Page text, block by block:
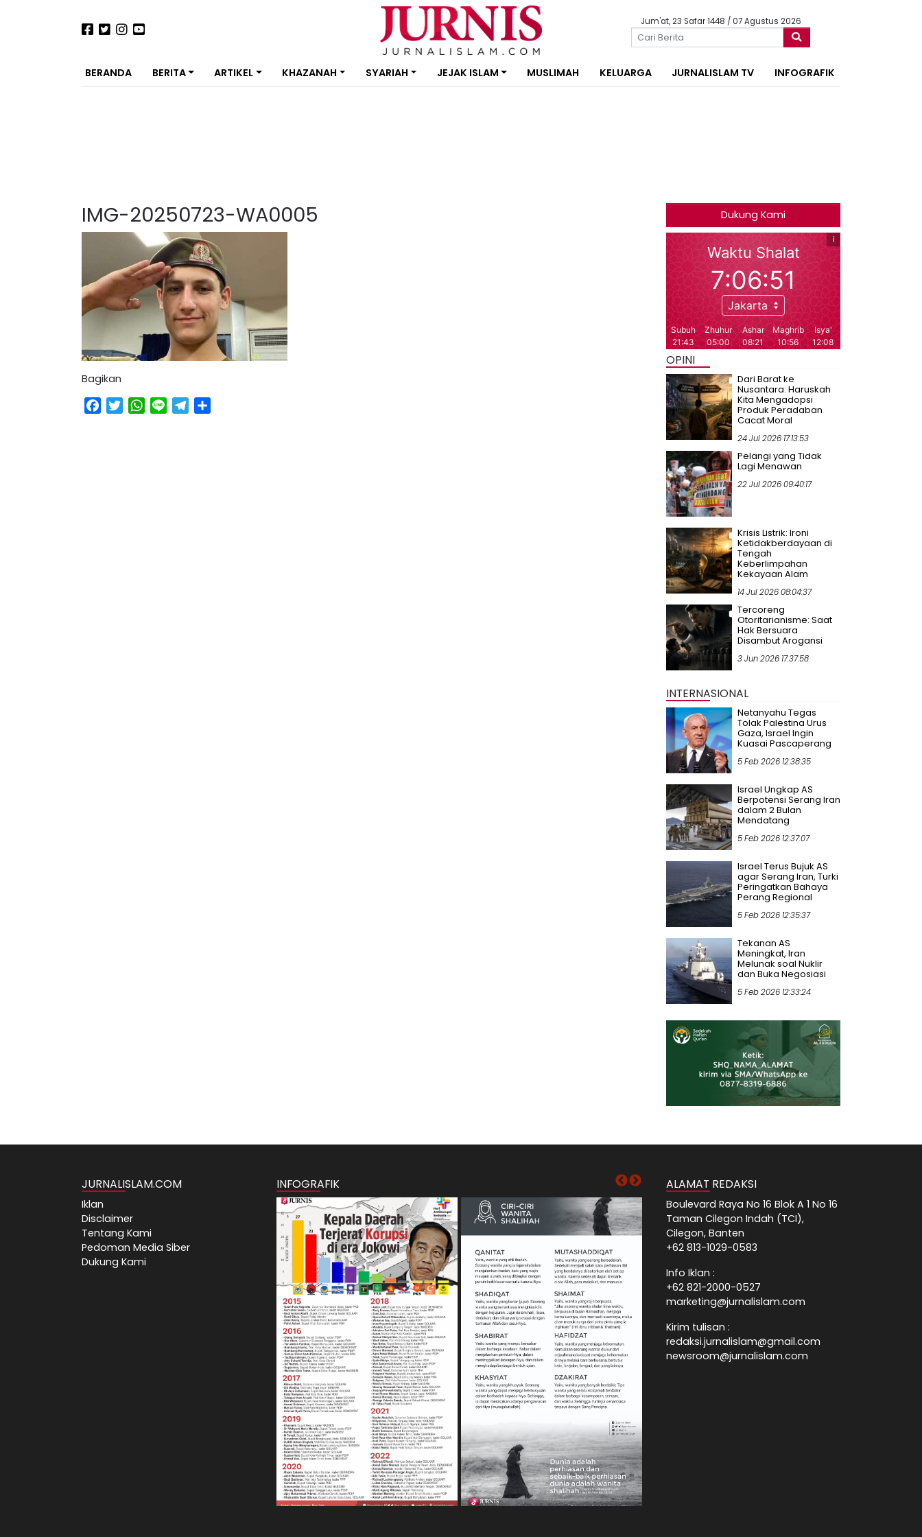
Jum'at, 23 Safar 1448 / 07 Agustus 2026
BERANDA BERITA ARTIKEL KHAZANAH SYARIAH JEJAK ISLAM MUSLIMAH KELUARGA JURNALISLAM TV INFOGRAFIK
IMG-20250723-WA0005
Bagikan
Facebook
TwitterWhatsApp
Line Telegram
Dukung Kami
OPINI
Dari Barat ke
Nusantara: Haruskah
Kita Mengadopsi
Produk Peradaban
Cacat Moral
24 Jul 2026 17:13:53
Pelangi yang Tidak
Lagi Menawan
22 Jul 2026 09:40:17
Krisis Listrik: Ironi
Ketidakberdayaan di
Tengah
Keberlimpahan
Kekayaan Alam
14 Jul 2026 08:04:37
Tercoreng
Otoritarianisme: Saat
Hak Bersuara
Disambut Arogansi
3 Jun 2026 17:37:58
INTERNASIONAL
Netanyahu Tegas
Tolak Palestina Urus
Gaza, Israel Ingin
Kuasai Pascaperang
5 Feb 2026 12:38:35
Israel Ungkap AS
Berpotensi Serang Iran
dalam 2 Bulan
Mendatang
5 Feb 2026 12:37:07
Israel Terus Bujuk AS
agar Serang Iran, Turki
Peringatkan Bahaya
Perang Regional
5 Feb 2026 12:35:37
Tekanan AS
Meningkat, Iran
Melunak soal Nuklir
dan Buka Negosiasi
5 Feb 2026 12:33:24
JURNALISLAM.COM
Iklan
Disclaimer
Tentang Kami
Pedoman Media Siber
Dukung Kami
INFOGRAFIK ALAMAT REDAKSI
Boulevard Raya No 16 Blok A 1 No 16
Taman Cilegon Indah (TCI),
Cilegon, Banten
+62 813-1029-0583
Info Iklan :
+62 821-2000-0527
marketing@jurnalislam.com
Kirim tulisan :
redaksi.jurnalislam@gmail.com
newsroom@jurnalislam.com